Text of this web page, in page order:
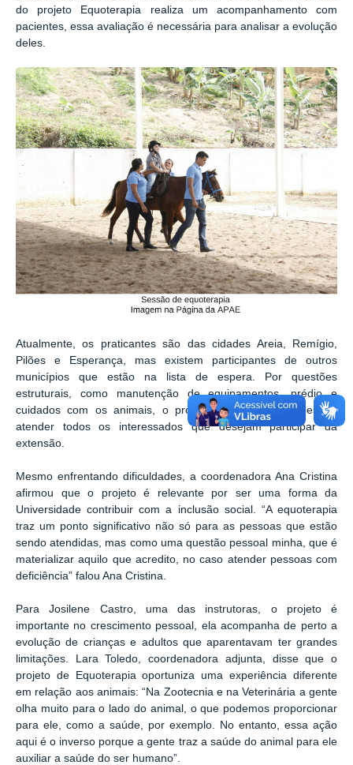
do projeto Equoterapia realiza um acompanhamento com
pacientes, essa avaliação é necessária para analisar a evolução
deles.
Atualmente, os praticantes são das cidades Areia, Remígio,
Pilões e Esperança, mas existem participantes de outros
municípios que estão na lista de espera. Por questões
estruturais, como manutenção de equipamentos, prédio e
cuidados com os animais, o projeto não tem condições de
atender todos os interessados que desejam participar da
extensão.
Mesmo enfrentando dificuldades, a coordenadora Ana Cristina
afirmou que o projeto é relevante por ser uma forma da
Universidade contribuir com a inclusão social. “A equoterapia
traz um ponto significativo não só para as pessoas que estão
sendo atendidas, mas como uma questão pessoal minha, que é
materializar aquilo que acredito, no caso atender pessoas com
deficiência” falou Ana Cristina.
Para Josilene Castro, uma das instrutoras, o projeto é
importante no crescimento pessoal, ela acompanha de perto a
evolução de crianças e adultos que aparentavam ter grandes
limitações. Lara Toledo, coordenadora adjunta, disse que o
projeto de Equoterapia oportuniza uma experiência diferente
em relação aos animais: “Na Zootecnia e na Veterinária a gente
olha muito para o lado do animal, o que podemos proporcionar
para ele, como a saúde, por exemplo. No entanto, essa ação
aqui é o inverso porque a gente traz a saúde do animal para ele
auxiliar a saúde do ser humano”.